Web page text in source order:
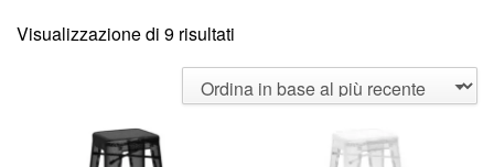
Visualizzazione di 9 risultati